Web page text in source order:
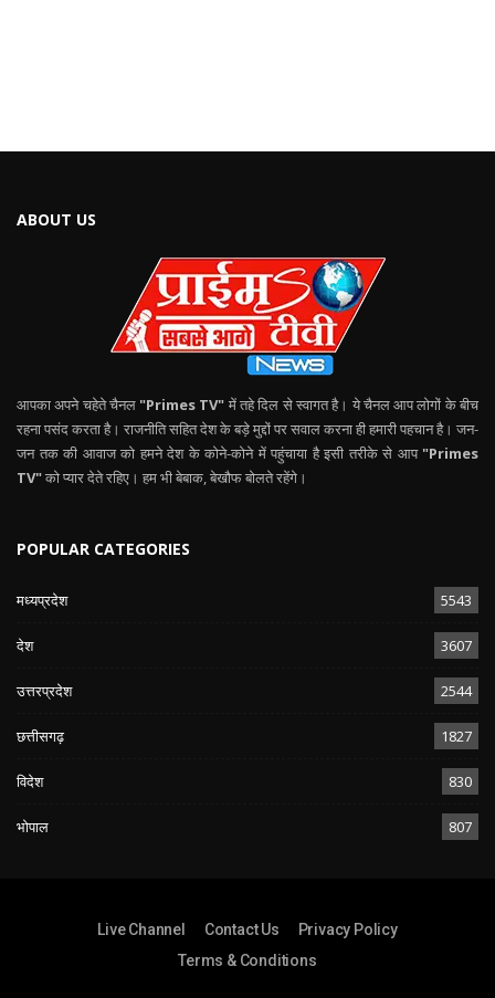
ABOUT US
आपका अपने चहेते चैनल "Primes TV" में तहे दिल से स्वागत है। ये चैनल आप लोगों के बीच
रहना पसंद करता है। राजनीति सहित देश के बड़े मुद्दों पर सवाल करना ही हमारी पहचान है। जन-
जन तक की आवाज को हमने देश के कोने-कोने में पहुंचाया है इसी तरीके से आप "Primes
TV"को प्यार देते रहिए। हम भी बेबाक, बेखौफ बोलते रहेंगे।
POPULAR CATEGORIES
मध्यप्रदेश 5543
देश 3607
उत्तरप्रदेश 2544
छत्तीसगढ़ 1827
विदेश 830
भोपाल 807
Live Channel Contact Us
Privacy Policy
Terms & Conditions